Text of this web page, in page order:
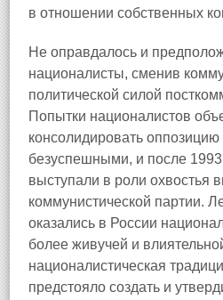
в отношении собственных
Не оправдалось и
националисты, сменив
политической силой
Попытки националистов
консолидировать оппозицию
безуспешными, и после 1993
выступали в роли охвостья
коммунистической партии.
оказались в России
более живучей и
националистическая
предстояло создать и